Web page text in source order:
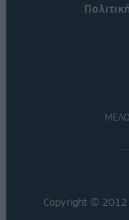
Copyright ©